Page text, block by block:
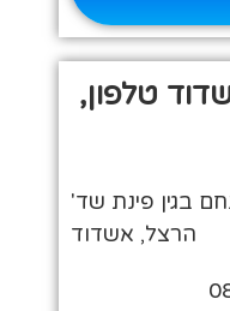
טלפון,
בגין פינת שד'
הרצל, אשדוד